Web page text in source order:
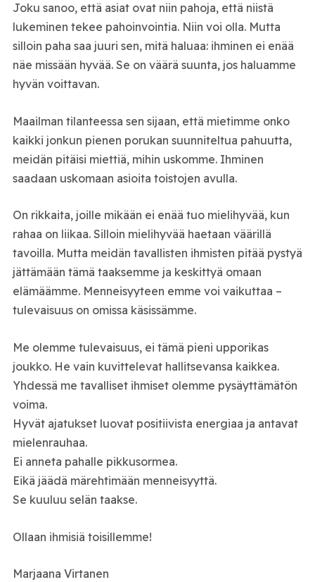
Joku sanoo, että asiat ovat niin pahoja, että niistä
lukeminen tekee pahoinvointia. Niin voi olla. Mutta
silloin paha saa juuri sen, mitä haluaa: ihminen ei enää
näe missään hyvää. Se on väärä suunta, jos haluamme
hyvän voittavan.
Maailman tilanteessa sen sijaan, että mietimme onko
kaikki jonkun pienen porukan suunniteltua pahuutta,
meidän pitäisi miettiä, mihin uskomme. Ihminen
saadaan uskomaan asioita toistojen avulla.
On rikkaita, joille mikään ei enää tuo mielihyvää, kun
rahaa on liikaa. Silloin mielihyvää haetaan väärillä
tavoilla. Mutta meidän tavallisten ihmisten pitää pystyä
jättämään tämä taaksemme ja keskittyä omaan
elämäämme. Menneisyyteen emme voi vaikuttaa –
tulevaisuus on omissa käsissämme.
Me olemme tulevaisuus, ei tämä pieni upporikas
joukko. He vain kuvittelevat hallitsevansa kaikkea.
Yhdessä me tavalliset ihmiset olemme pysäyttämätön
voima.
Hyvät ajatukset luovat positiivista energiaa ja antavat
mielenrauhaa.
Ei anneta pahalle pikkusormea.
Eikä jäädä märehtimään menneisyyttä.
Se kuuluu selän taakse.
Ollaan ihmisiä toisillemme!
Marjaana Virtanen